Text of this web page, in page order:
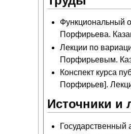
Функциональный
Порфирьева.
Лекции по
Порфирьевым.
Конспект курса
Порфирьев].
Источники и